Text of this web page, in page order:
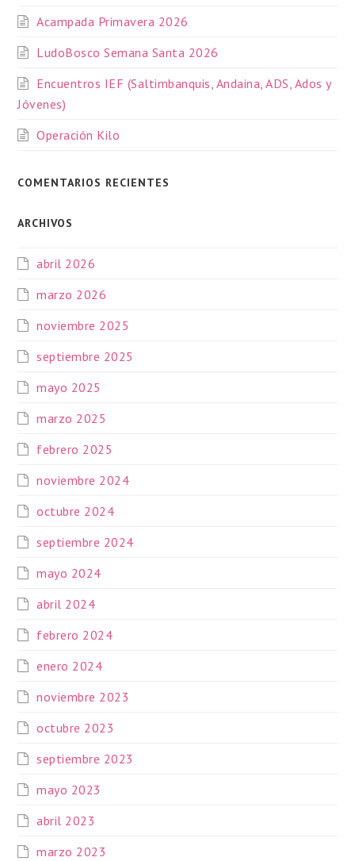
Acampada Primavera 2026
LudoBosco Semana Santa 2026
Encuentros IEF (Saltimbanquis, Andaina, ADS, Ados y
Jóvenes)
Operación Kilo
COMENTARIOS RECIENTES
ARCHIVOS
abril 2026
marzo 2026
noviembre 2025
septiembre 2025
mayo 2025
marzo 2025
febrero 2025
noviembre 2024
octubre 2024
septiembre 2024
mayo 2024
abril 2024
febrero 2024
enero 2024
noviembre 2023
octubre 2023
septiembre 2023
mayo 2023
abril 2023
marzo 2023